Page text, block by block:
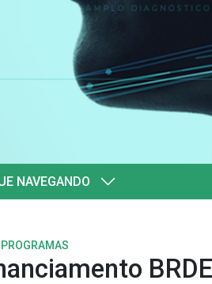
NAVEGANDO
PROGRAMAS
BRDE